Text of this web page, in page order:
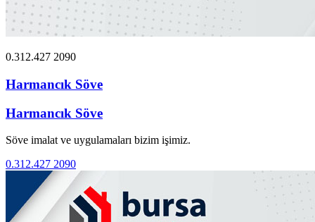
0.312.427 2090
Harmancık Söve
Harmancık Söve
Söve imalat ve uygulamaları bizim işimiz.
0.312.427 2090